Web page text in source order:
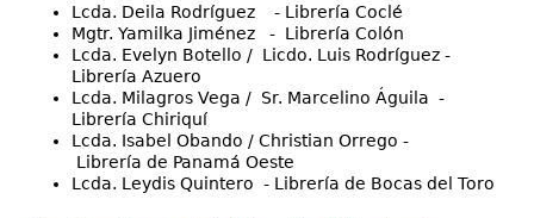
Lcda. Deila Rodríguez - Librería Coclé
Mgtr. Yamilka Jiménez - Librería Colón
Lcda. Evelyn Botello / Licdo. Luis Rodríguez -
Librería Azuero
Lcda. Milagros Vega / Sr. Marcelino Águila -
Librería Chiriquí
Lcda. Isabel Obando / Christian Orrego -
Librería de Panamá Oeste
Lcda. Leydis Quintero - Librería de Bocas del Toro